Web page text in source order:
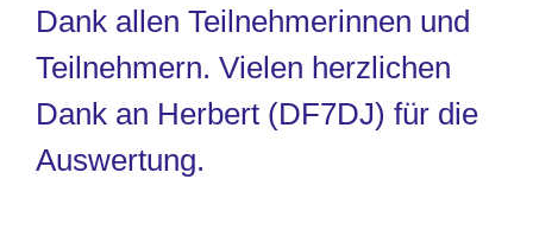
Dank allen Teilnehmerinnen und
Teilnehmern. Vielen herzlichen
Dank an Herbert (DF7DJ) für die
Auswertung.